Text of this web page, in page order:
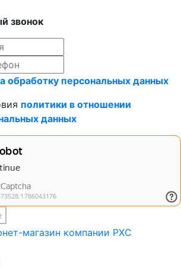
звонок
обработку персональных данных
политики в отношении
данных